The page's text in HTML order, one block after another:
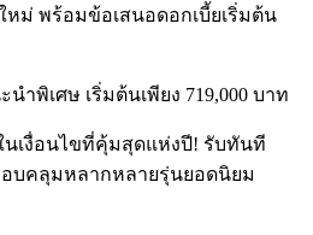
หม่ พร้อมข้อเสนอดอกเบี้ยเริ่มต้น
พิเศษ เริ่มต้นเพียง 719,000 บาท
นเงื่อนไขที่คุ้มสุดแห่งปี! รับทันที
อบคลุมหลากหลายรุ่นยอดนิยม